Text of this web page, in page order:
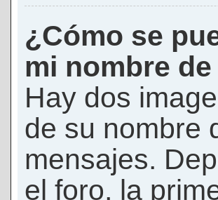
¿Cómo se
mi nombre
Hay dos
de su nombre
mensajes.
el foro, la